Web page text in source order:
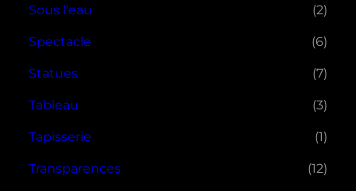
Sous l'eau (2)
Spectacle (6)
Statues (7)
Tableau (3)
Tapisserie (1)
Transparences (12)